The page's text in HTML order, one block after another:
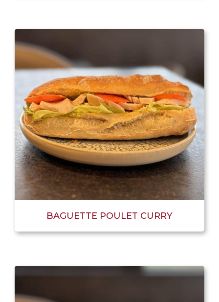
BAGUETTE POULET CURRY